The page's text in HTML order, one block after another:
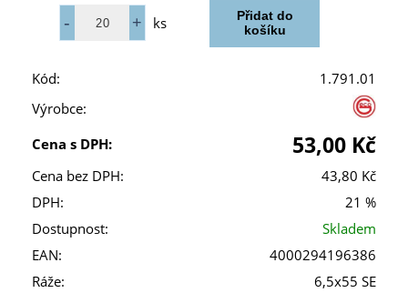
ks
Kód:
1.791.01
Výrobce:
Cena s DPH:
53,00 Kč
Cena bez DPH:
43,80 Kč
DPH:
21 %
Dostupnost:
Skladem
EAN:
4000294196386
Ráže:
6,5x55 SE